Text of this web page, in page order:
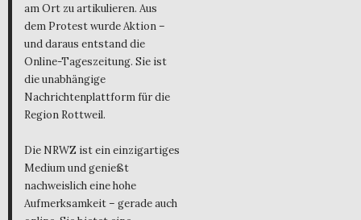
am Ort zu artikulieren. Aus
dem Protest wurde Aktion –
und daraus entstand die
Online-Tageszeitung. Sie ist
die unabhängige
Nachrichtenplattform für die
Region Rottweil.
Die NRWZ ist ein einzigartiges
Medium und genießt
nachweislich eine hohe
Aufmerksamkeit – gerade auch